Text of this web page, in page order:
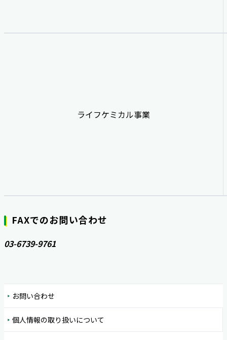
ライフケミカル事業
FAXでのお問い合わせ
03-6739-9761
お問い合わせ
個人情報の取り扱いについて